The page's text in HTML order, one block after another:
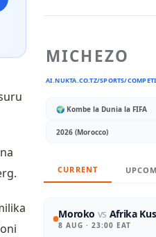
MICHEZO
AI.NUKTA.CO.TZ/SPORTS/
CURRENT
Moroko vs Afrika
8 AUG · 23:00 EAT